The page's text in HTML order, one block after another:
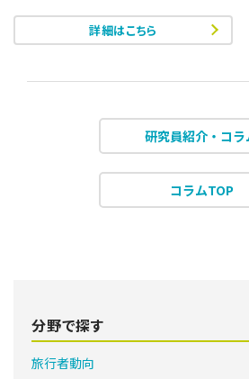
詳細はこちら
研究員紹介・コラ
コラムTOP
分野で探す
旅行者動向